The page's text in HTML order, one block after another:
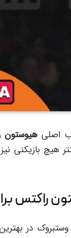
اصلیهیوستون
هیچ بازیکنی
راکتس
در